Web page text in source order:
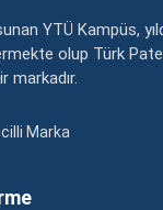
YTÜ Kampüs,
olup Türk
markadır.
Marka